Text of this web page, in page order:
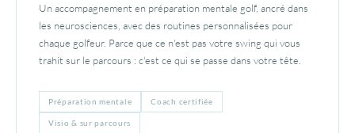
Un accompagnement en préparation mentale golf, ancré dans
les neurosciences, avec des routines personnalisées pour
chaque golfeur. Parce que ce n'est pas votre swing qui vous
trahit sur le parcours : c'est ce qui se passe dans votre tête.
Préparation mentale Coach certifiée
Visio & sur parcours